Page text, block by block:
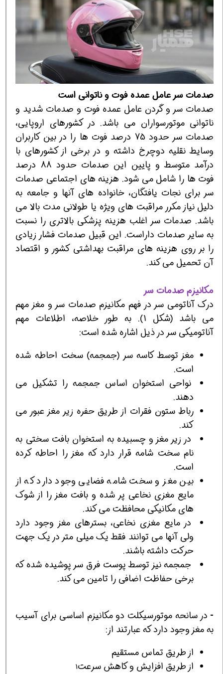
صدمات سر عامل عمده فوت و ناتوانی است
صدمات سر و گردن عامل عمده فوت و صدمات شدید و
ناتوانی موتورسواران می باشد. در کشورهای اروپایی،
صدمات سر حدود 75 درصد فوت ها را در بین کاربران
وسایط نقلیه دوچرخ داشته و در برخی از کشورهای با
درآمد متوسط و پایین این صدمات حدود 88 درصد
فوت ها را شامل می شود. هزینه های اجتماعی صدمات
سر برای نجات یافتگان، خانواده های آنها و جامعه به
دلیل نیاز مکرر مراقبت های ویژه یا طولانی مدت بالا می
باشد. صدمات سر اغلب هزینه پزشکی بالاتری را نسبت
به سایر صدمات داراست. این قبیل صدمات فشار زیادی
را بر روی هزینه های مراقبت بهداشتی کشور و اقتصاد
آن تحمیل می کند.
مکانیزم صدمات سر
درک آناتومی سر در فهم مکانیزم صدمات سر و مغز مهم
می باشد (شکل 1). به طور خلاصه، اطلاعات مهم
آناتومیکی سر در ذیل اشاره شده است:
مغز توسط کاسه سر (جمجمه) سخت احاطه شده
است.
نواحی استخوان اساس جمجمه را تشکیل می
دهند.
رباط ستون فقرات از طریق حفره زیر مغز عبور می
کند.
در زیر مغز و چسبیده به استخوان بافت سختی به
نام سخت شامه قرار دارد که مغز را احاطه کرده
است.
بین مغز و سخت شامه فضایی وجود دارد که از
مایع مغزی نخاعی پر شده و بافت مغز را از شوک
های مکانیکی محافظت می کند.
در مایع مغزی نخاعی، بسترهای مغز وجود دارد
ولی آنها می توانند فقط یک میلی متر در یک جهت
حرکت داشته باشند.
جمجمه نیز توسط پوست فرق سر پوشیده شده که
برخی حفاظت اضافی را تامین می کند.
- در سانحه موتورسیکلت دو مکانیزم اساسی برای آسیب
به مغز وجود دارد که عبارتند از:
از طریق تماس مستقیم
از طریق افزایش و کاهش سرعت1